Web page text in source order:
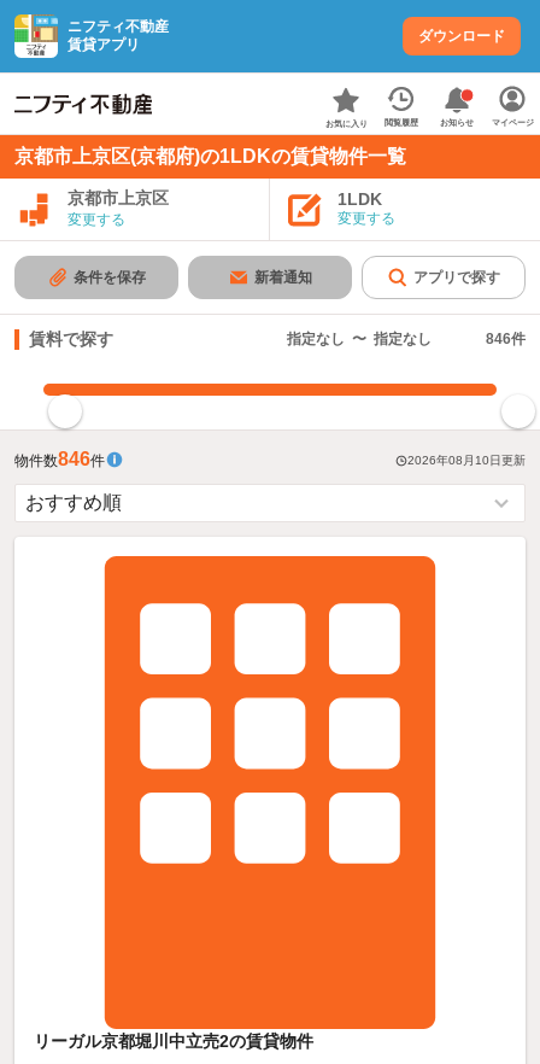
ニフティ不動産
賃貸アプリ
ダウンロード
お気に入り 閲覧履歴 お知らせ マイページ
京都市上京区(京都府)の1LDKの賃貸物件一覧
京都市上京区
変更する
1LDK
変更する
条件を保存 新着通知 アプリで探す
賃料で探す 指定なし 〜 指定なし 846件
物件数846件 2026年08月10日更新
リーガル京都堀川中立売2の賃貸物件